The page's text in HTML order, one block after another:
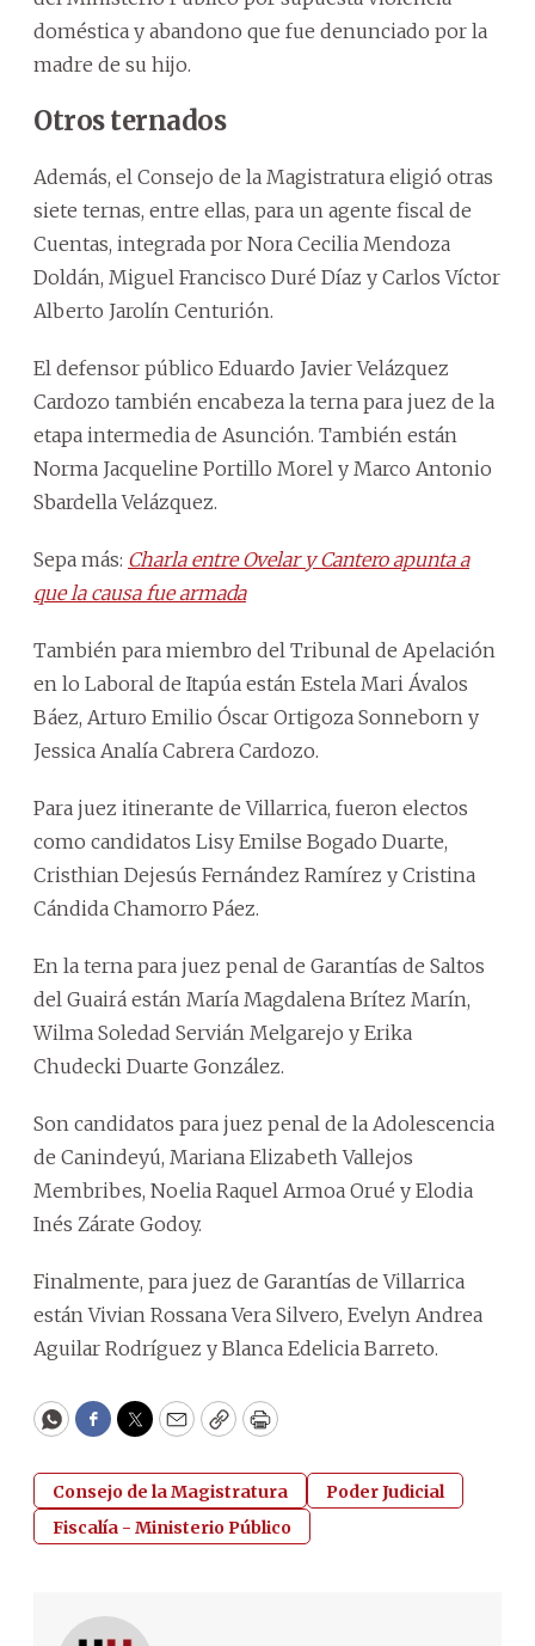
doméstica y abandono que fue denunciado por la
madre de su hijo.
Otros ternados
Además, el Consejo de la Magistratura eligió otras
siete ternas, entre ellas, para un agente fiscal de
Cuentas, integrada por Nora Cecilia Mendoza
Doldán, Miguel Francisco Duré Díaz y Carlos Víctor
Alberto Jarolín Centurión.
El defensor público Eduardo Javier Velázquez
Cardozo también encabeza la terna para juez de la
etapa intermedia de Asunción. También están
Norma Jacqueline Portillo Morel y Marco Antonio
Sbardella Velázquez.
Sepa más: Charla entre Ovelar y Cantero apunta a
que la causa fue armada
También para miembro del Tribunal de Apelación
en lo Laboral de Itapúa están Estela Mari Ávalos
Báez, Arturo Emilio Óscar Ortigoza Sonneborn y
Jessica Analía Cabrera Cardozo.
Para juez itinerante de Villarrica, fueron electos
como candidatos Lisy Emilse Bogado Duarte,
Cristhian Dejesús Fernández Ramírez y Cristina
Cándida Chamorro Páez.
En la terna para juez penal de Garantías de Saltos
del Guairá están María Magdalena Brítez Marín,
Wilma Soledad Servián Melgarejo y Erika
Chudecki Duarte González.
Son candidatos para juez penal de la Adolescencia
de Canindeyú, Mariana Elizabeth Vallejos
Membribes, Noelia Raquel Armoa Orué y Elodia
Inés Zárate Godoy.
Finalmente, para juez de Garantías de Villarrica
están Vivian Rossana Vera Silvero, Evelyn Andrea
Aguilar Rodríguez y Blanca Edelicia Barreto.
WhatsApp
Facebook
Twitter
EmailCopyPrint
Consejo de la Magistratura
Poder Judicial
Fiscalía - Ministerio Público